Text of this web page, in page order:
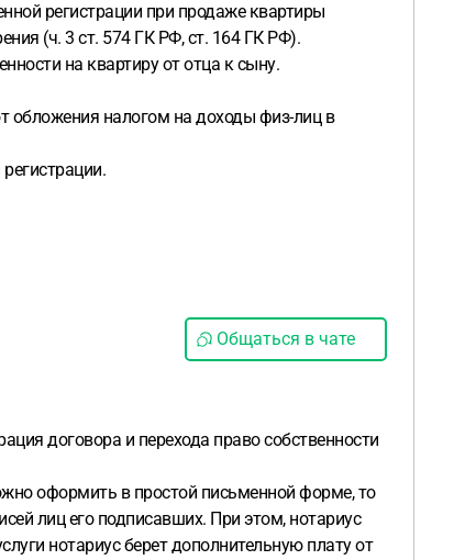
регистрации при продаже квартиры
(ч. 3 ст. 574 ГК РФ, ст. 164 ГК РФ).
на квартиру от отца к сыну.
обложения налогом на доходы физ-лиц в
Общаться в чате
договора и перехода право собственности
оформить в простой письменной форме, то
лиц его подписавших. При этом, нотариус
нотариус берет дополнительную плату от